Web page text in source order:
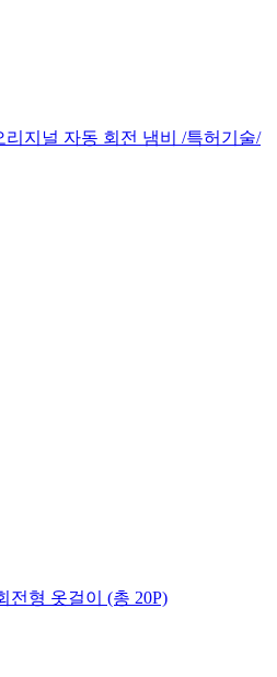
지널 자동 회전 냄비 /특허기술/
전형 옷걸이 (총 20P)